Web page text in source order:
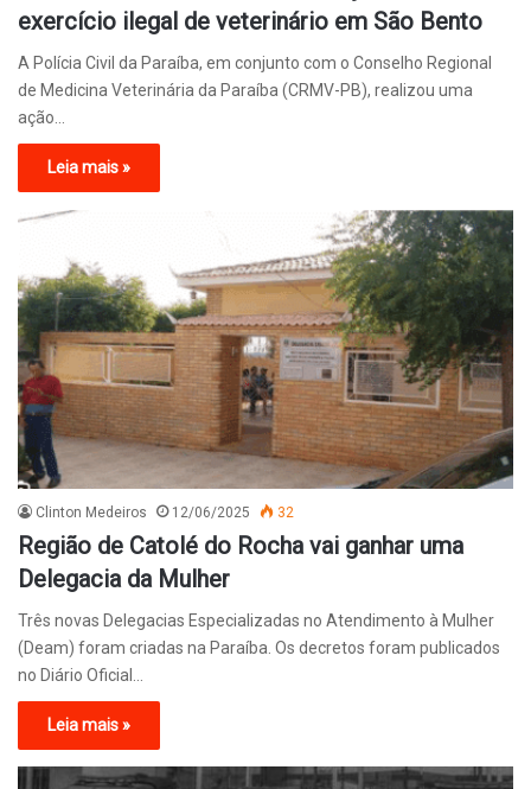
exercício ilegal de veterinário em São Bento
A Polícia Civil da Paraíba, em conjunto com o Conselho Regional
de Medicina Veterinária da Paraíba (CRMV-PB), realizou uma
ação…
Leia mais »
Clinton Medeiros 12/06/2025 32
Região de Catolé do Rocha vai ganhar uma
Delegacia da Mulher
Três novas Delegacias Especializadas no Atendimento à Mulher
(Deam) foram criadas na Paraíba. Os decretos foram publicados
no Diário Oficial…
Leia mais »